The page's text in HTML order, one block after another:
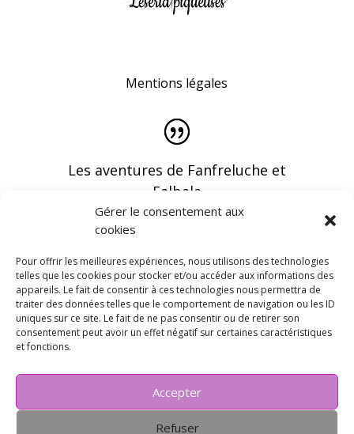
Gérer le consentement aux
cookies
Pour offrir les meilleures expériences, nous utilisons des technologies
telles que les cookies pour stocker et/ou accéder aux informations des
appareils. Le fait de consentir à ces technologies nous permettra de
traiter des données telles que le comportement de navigation ou les ID
uniques sur ce site. Le fait de ne pas consentir ou de retirer son
consentement peut avoir un effet négatif sur certaines caractéristiques
et fonctions.
Accepter
Refuser
Mentions légales
Les aventures de Fanfreluche et
Falbala
Vous pouvez recevoir les dernières infos en
vous abonnant à notre newsletter